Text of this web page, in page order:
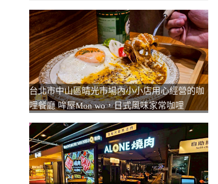
台北市中山區晴光市場內小小店用心經營的咖
哩餐廳 哞屋Mon wo，日式風味家常咖哩